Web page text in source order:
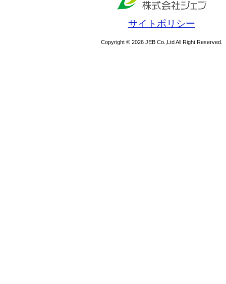
サイトポリシー
Copyright © 2026 JEB Co.,Ltd All Right Reserved.